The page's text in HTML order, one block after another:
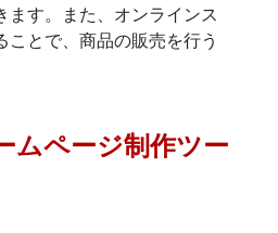
ます。また、オンラインス
ことで、商品の販売を行う
ムページ制作ツー